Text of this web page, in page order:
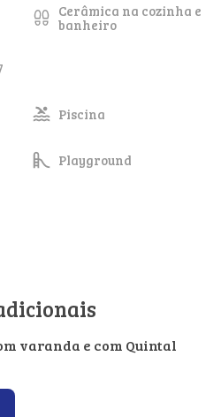
Cerâmica na cozinha e
banheiro
Piscina
Playground
varanda e com Quintal